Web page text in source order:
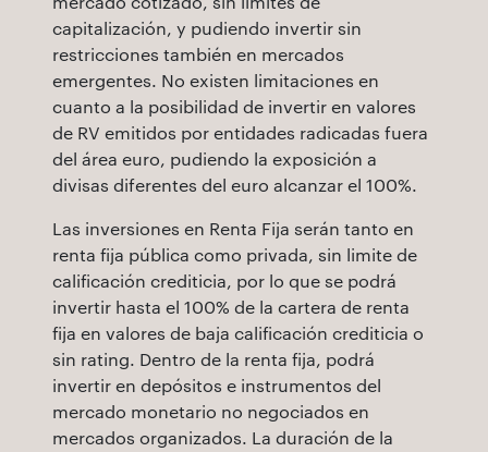
capitalización, y pudiendo invertir sin
restricciones también en mercados
emergentes. No existen limitaciones en
cuanto a la posibilidad de invertir en valores
de RV emitidos por entidades radicadas fuera
del área euro, pudiendo la exposición a
divisas diferentes del euro alcanzar el 100%.
Las inversiones en Renta Fija serán tanto en
renta fija pública como privada, sin limite de
calificación crediticia, por lo que se podrá
invertir hasta el 100% de la cartera de renta
fija en valores de baja calificación crediticia o
sin rating. Dentro de la renta fija, podrá
invertir en depósitos e instrumentos del
mercado monetario no negociados en
mercados organizados. La duración de la